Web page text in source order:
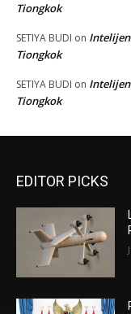
Tiongkok
SETIYA BUDI on
Tiongkok
SETIYA BUDI on
Tiongkok
EDITOR PICKS